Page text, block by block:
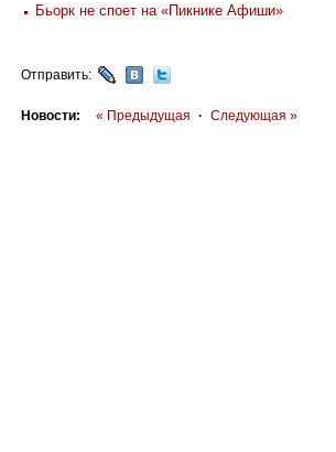
Бьорк не споет на «Пикнике Афиши»
Отправить:
Новости: « Предыдущая · Следующая »